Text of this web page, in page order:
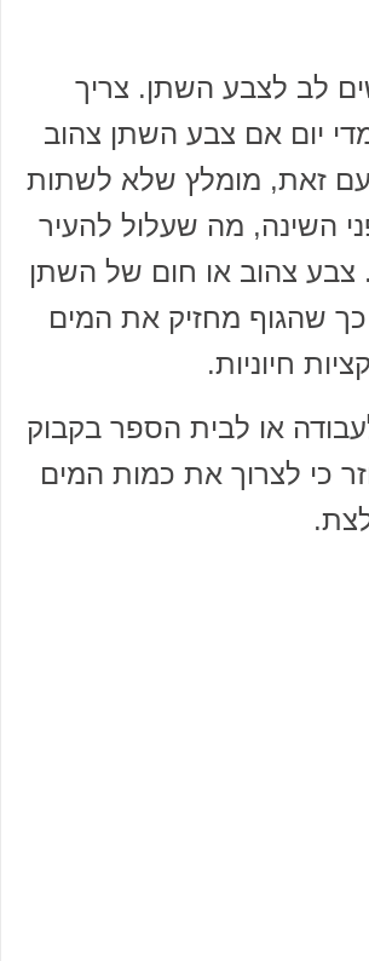
לב לצבע השתן. צריך
יום אם צבע השתן צהוב
זאת, מומלץ שלא לשתות
השינה, מה שעלול להעיר
צהוב או חום של השתן
שהגוף מחזיק את המים
חיוניות.
או לבית הספר בקבוק
כי לצרוך את כמות המים